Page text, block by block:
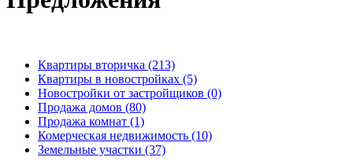
Квартиры вторичка (213)
Квартиры в новостройках (5)
Новостройки от застройщиков (0)
Продажа домов (80)
Продажа комнат (1)
Комерческая недвижимость (10)
Земельные участки (37)